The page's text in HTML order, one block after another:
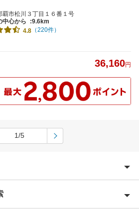
覇市松川３丁目１６番１号
中心から
:9.6km
4.8 （220件）
36,160円
1/5